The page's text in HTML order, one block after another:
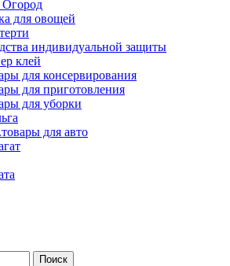
для овощей
индивидуальной защиты
клей
для консервирования
для приготовления
для уборки
для авто
Поиск